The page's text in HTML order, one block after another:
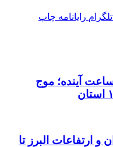
تلگرام رایانامه چاپ
جوی کشور در ۷۲ ساعت آینده؛ موج
و ارتفاعات البرز تا